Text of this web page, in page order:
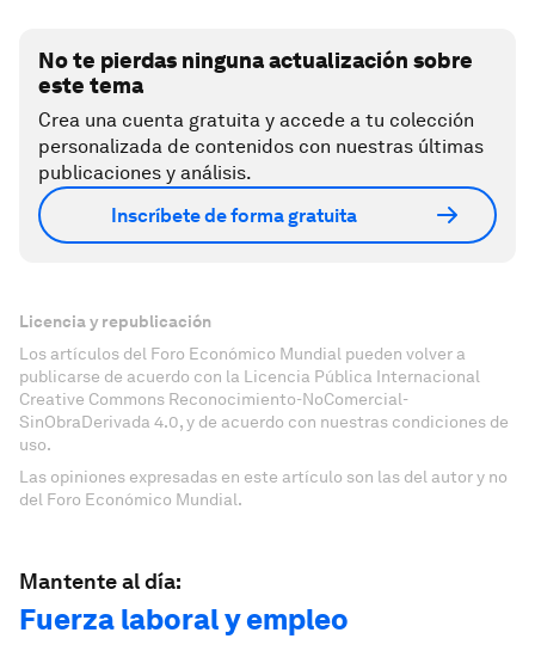
No te pierdas ninguna actualización sobre
este tema
Crea una cuenta gratuita y accede a tu colección
personalizada de contenidos con nuestras últimas
publicaciones y análisis.
Inscríbete de forma gratuita
Licencia y republicación
Los artículos del Foro Económico Mundial pueden volver a
publicarse de acuerdo con la Licencia Pública Internacional
Creative Commons Reconocimiento-NoComercial-
SinObraDerivada 4.0, y de acuerdo con nuestras condiciones de
uso.
Las opiniones expresadas en este artículo son las del autor y no
del Foro Económico Mundial.
Mantente al día:
Fuerza laboral y empleo